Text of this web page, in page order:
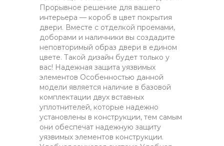
Прорывное решение для вашего
интерьера — короб в цвет покрытия
двери. Вместе с отделкой проемами,
доборами и наличники вы создадите
неповторимый образ двери в едином
цвете. Такой дизайн будет только у
вас! Надежная защита уязвимых
элементов Особенностью данной
модели является наличие в базовой
комплектации двух вставных
уплотнителей, которые надежно
установлены в конструкции, тем самым
они обеспечат надежную защиту
уязвимых элементов конструкции.